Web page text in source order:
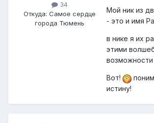
34
Откуда: Самое сердце
города Тюмень
Мой ник из
- это и имя
в нике я их
этими
Вот!
истину!